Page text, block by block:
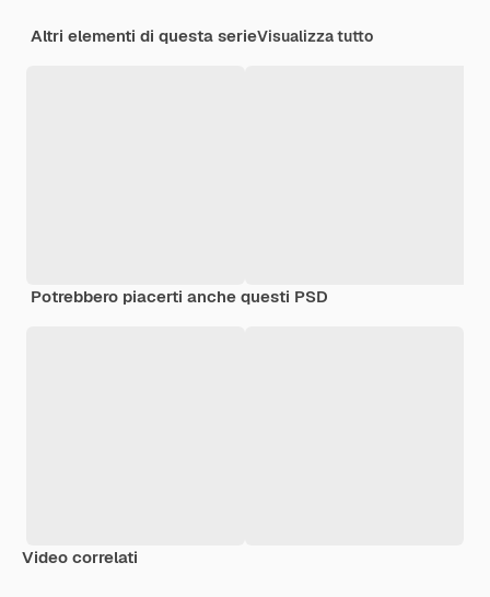
Altri elementi di questa serieVisualizza tutto
Potrebbero piacerti anche questi PSD
Video correlati